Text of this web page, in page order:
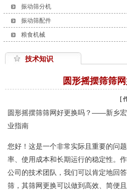
振动筛分机
振动筛配件
粮食机械
技术知识
圆形摇摆筛筛
[
圆形摇摆筛筛网好更换吗？——新乡
业指南
您好！这是一个非常实际且重要的问
率、使用成本和长期运行的稳定性。
公司的技术团队，我们可以肯定地回
筛，其筛网更换可以做到高效、简便